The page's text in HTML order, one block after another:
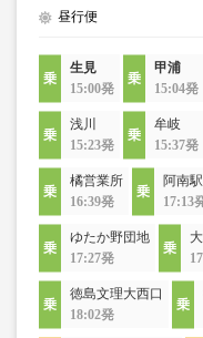
昼行便
生見
15:00発
甲浦
15:04発
浅川
15:23発
牟岐
15:37発
橘営業所
16:39発
阿南駅
17:13
ゆたか野団地
17:27発
徳島文理大西口
18:02発